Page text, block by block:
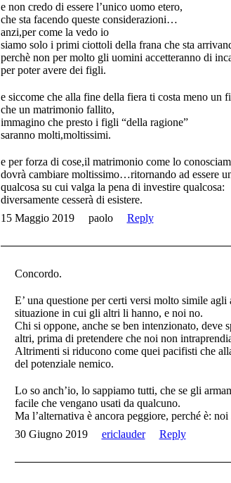
e non credo di essere l’unico uomo etero,
che sta facendo queste considerazioni…
anzi,per come la vedo io
siamo solo i primi ciottoli della frana che sta
perchè non per molto gli uomini accetteranno di
per poter avere dei figli.
e siccome che alla fine della fiera ti costa meno un
che un matrimonio fallito,
immagino che presto i figli “della ragione”
saranno molti,moltissimi.
e per forza di cose,il matrimonio come lo
dovrà cambiare moltissimo…ritornando ad essere
qualcosa su cui valga la pena di investire qualcosa:
diversamente cesserà di esistere.
15 Maggio 2019
paolo Reply
Concordo.
E’ una questione per certi versi molto simile
situazione in cui gli altri li hanno, e noi no.
Chi si oppone, anche se ben intenzionato, deve
altri, prima di pretendere che noi non
Altrimenti si riducono come quei pacifisti che
del potenziale nemico.
Lo so anch’io, lo sappiamo tutti, che se gli
facile che vengano usati da qualcuno.
Ma l’alternativa è ancora peggiore, perché è:
30 Giugno 2019
ericlauder Reply